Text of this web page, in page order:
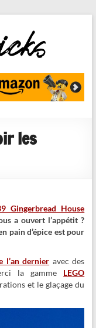
les
Gingerbread House
a ouvert l’appétit ?
pain d’épice est pour
l’an dernier avec des
la gamme LEGO
et le glaçage du